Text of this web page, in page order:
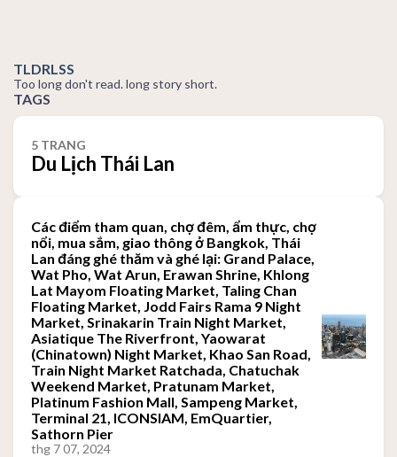
TLDRLSS
Too long don't read. long story short.
TAGS
5 TRANG
Du Lịch Thái Lan
Các điểm tham quan, chợ đêm, ẩm thực, chợ
nổi, mua sắm, giao thông ở Bangkok, Thái
Lan đáng ghé thăm và ghé lại: Grand Palace,
Wat Pho, Wat Arun, Erawan Shrine, Khlong
Lat Mayom Floating Market, Taling Chan
Floating Market, Jodd Fairs Rama 9 Night
Market, Srinakarin Train Night Market,
Asiatique The Riverfront, Yaowarat
(Chinatown) Night Market, Khao San Road,
Train Night Market Ratchada, Chatuchak
Weekend Market, Pratunam Market,
Platinum Fashion Mall, Sampeng Market,
Terminal 21, ICONSIAM, EmQuartier,
Sathorn Pier
thg 7 07, 2024